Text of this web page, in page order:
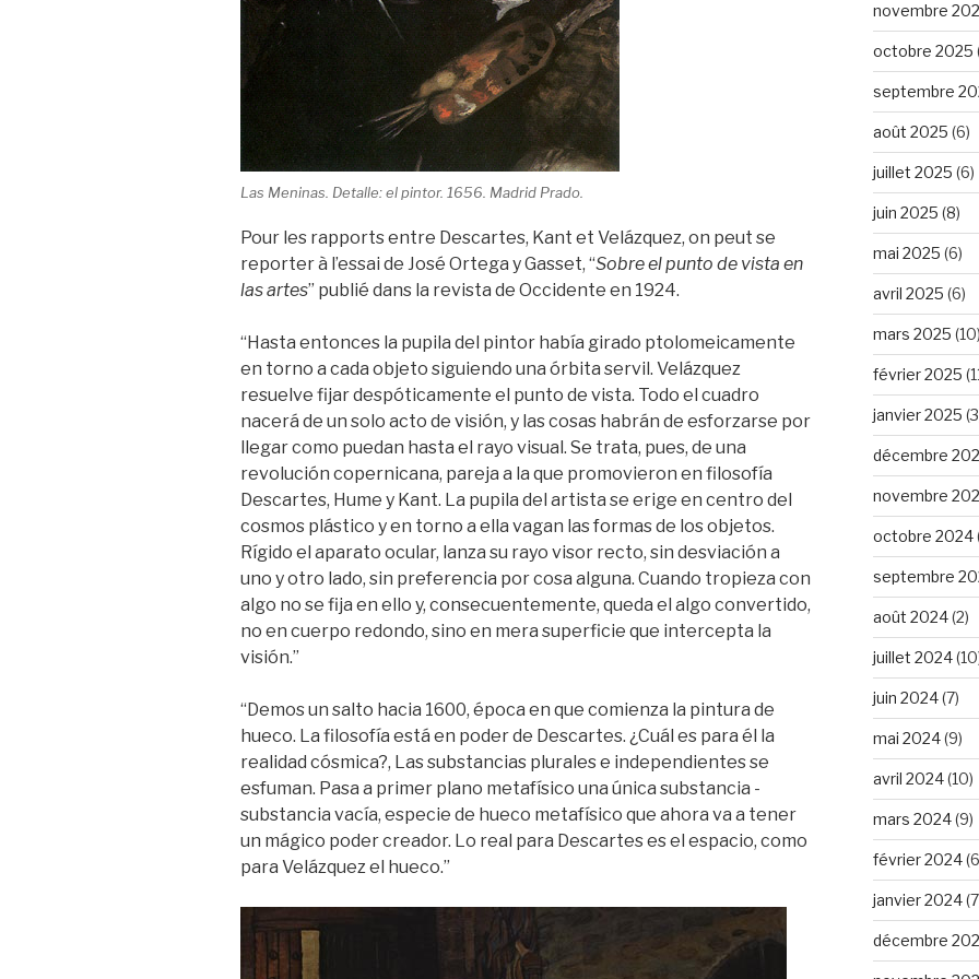
Las Meninas. Detalle: el pintor. 1656. Madrid Prado.
Pour les rapports entre Descartes, Kant et Velázquez, on peut se
reporter à l’essai de José Ortega y Gasset, “Sobre el punto de vista en
las artes” publié dans la revista de Occidente en 1924.
“Hasta entonces la pupila del pintor había girado ptolomeicamente
en torno a cada objeto siguiendo una órbita servil. Velázquez
resuelve fijar despóticamente el punto de vista. Todo el cuadro
nacerá de un solo acto de visión, y las cosas habrán de esforzarse por
llegar como puedan hasta el rayo visual. Se trata, pues, de una
revolución copernicana, pareja a la que promovieron en filosofía
Descartes, Hume y Kant. La pupila del artista se erige en centro del
cosmos plástico y en torno a ella vagan las formas de los objetos.
Rígido el aparato ocular, lanza su rayo visor recto, sin desviación a
uno y otro lado, sin preferencia por cosa alguna. Cuando tropieza con
algo no se fija en ello y, consecuentemente, queda el algo convertido,
no en cuerpo redondo, sino en mera superficie que intercepta la
visión.”
“Demos un salto hacia 1600, época en que comienza la pintura de
hueco. La filosofía está en poder de Descartes. ¿Cuál es para él la
realidad cósmica?, Las substancias plurales e independientes se
esfuman. Pasa a primer plano metafísico una única substancia -
substancia vacía, especie de hueco metafísico que ahora va a tener
un mágico poder creador. Lo real para Descartes es el espacio, como
para Velázquez el hueco.”
novembre
octobre 2025
septembre
août 2025 (6)
juillet 2025 (6)
juin 2025 (8)
mai 2025 (6)
avril 2025 (6)
mars 2025 (10)
février 2025
janvier 2025
décembre
novembre
octobre 2024
septembre
août 2024(2)
juillet 2024
juin 2024(7)
mai 2024(9)
avril 2024(10)
mars 2024(9)
février 2024
janvier 2024
décembre